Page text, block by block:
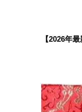
【2026年